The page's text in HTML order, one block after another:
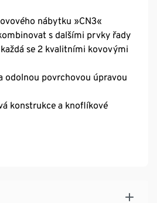
nábytku »CN3«
s dalšími prvky řady
se 2 kvalitními kovovými
odolnou povrchovou úpravou
konstrukce a knoflíkové
plastových nožek